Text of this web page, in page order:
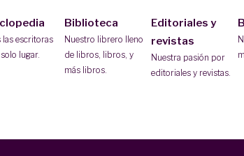
las escritoras
lugar.
Biblioteca
Nuestro librero lleno
de libros, libros, y
más libros.
Editoriales y
revistas
Nuestra pasión por
editoriales y revistas.